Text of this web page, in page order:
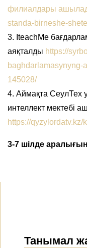
филиалдары
standa-birneshe-
3. IteachMe
аяқталды https://
baghdarlamasynyng-
145028/
4. Аймақта СеулТех
интеллект мектебі
https://qyzylordatv.kz/
3-7 шілде
Танымал